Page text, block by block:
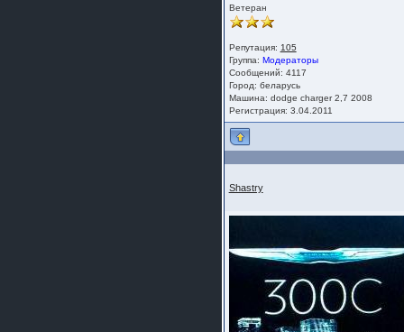
Ветеран
Репутация: 105
Группа: Модераторы
Сообщений: 4117
Город: беларусь
Машина: dodge charger 2,7 2008
Регистрация: 3.04.2011
Shastry